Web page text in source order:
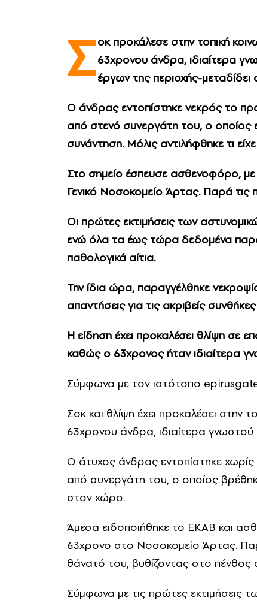
Σ οκ προκάλεσε στην τοπική
63χρονου άνδρα, ιδιαίτερα
έργων της περιοχής-
​Ο άνδρας εντοπίστηκε νεκρός το
από στενό συνεργάτη του, ο οποίος
συνάντηση. Μόλις αντιλήφθηκε τι
Στο σημείο έσπευσε ασθενοφόρο,
Γενικό Νοσοκομείο Άρτας. Παρά τις
Οι πρώτες εκτιμήσεις των
ενώ όλα τα έως τώρα δεδομένα
παθολογικά αίτια.
Την ίδια ώρα, παραγγέλθηκε
απαντήσεις για τις ακριβείς
Η είδηση έχει προκαλέσει θλίψη σε
καθώς ο 63χρονος ήταν ιδιαίτερα
Σύμφωνα με τον ιστότοπο
Σοκ και θλίψη έχει προκαλέσει στην
63χρονου άνδρα, ιδιαίτερα γνωστού
Ο άτυχος άνδρας εντοπίστηκε χωρίς
από συνεργάτη του, ο οποίος
στον χώρο.
Άμεσα ειδοποιήθηκε το ΕΚΑΒ και
63χρονο στο Νοσοκομείο Άρτας.
θάνατό του, βυθίζοντας στο πένθος
Σύμφωνα με τις πρώτες εκτιμήσεις